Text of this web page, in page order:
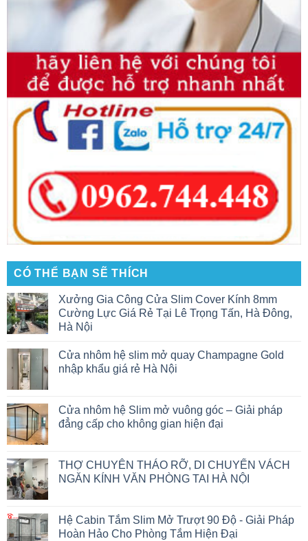
CÓ THỂ BẠN SẼ THÍCH
Xưởng Gia Công Cửa Slim Cover Kính 8mm
Cường Lực Giá Rẻ Tại Lê Trọng Tấn, Hà Đông,
Hà Nội
Cửa nhôm hệ slim mở quay Champagne Gold
nhập khẩu giá rẻ Hà Nội
Cửa nhôm hệ Slim mở vuông góc – Giải pháp
đẳng cấp cho không gian hiện đại
THỢ CHUYÊN THÁO RỠ, DI CHUYỂN VÁCH
NGĂN KÍNH VĂN PHÒNG TAI HÀ NỘI
Hệ Cabin Tắm Slim Mở Trượt 90 Độ - Giải Pháp
Hoàn Hảo Cho Phòng Tắm Hiện Đại